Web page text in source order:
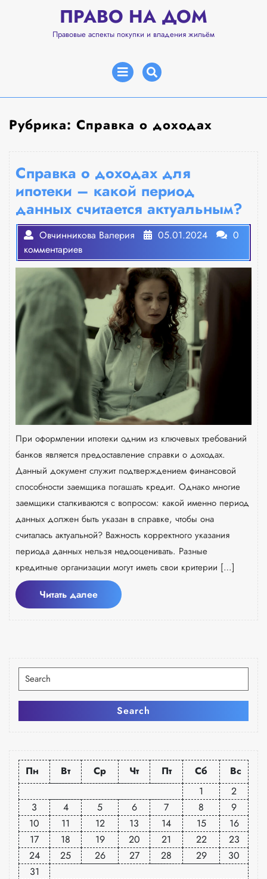
содержимому
ПРАВО НА ДОМ
Правовые аспекты покупки и владения жильём
Открыть
меню
Рубрика: Справка о доходах
Справка о доходах для
ипотеки – какой период
данных считается актуальным?
Овчинникова Валерия 05.01.2024
0
комментариев
При оформлении ипотеки одним из ключевых требований
банков является предоставление справки о доходах.
Данный документ служит подтверждением финансовой
способности заемщика погашать кредит. Однако многие
заемщики сталкиваются с вопросом: какой именно период
данных должен быть указан в справке, чтобы она
считалась актуальной? Важность корректного указания
периода данных нельзя недооценивать. Разные
кредитные организации могут иметь свои критерии […]
Читать далееЧитать
далее
Искать:
Search
Пн Вт Ср Чт Пт Сб
Вс
1
2
3
4 5 6 7 8
9
10
11 12 13 14 15
16
17
18 19 20 21 22
23
24
25 26 27 28 29
30
31